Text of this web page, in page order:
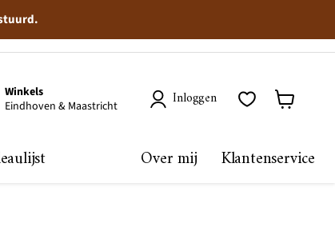
Winkels
Eindhoven & Maastricht
Inloggen
Over mij Klantenservice